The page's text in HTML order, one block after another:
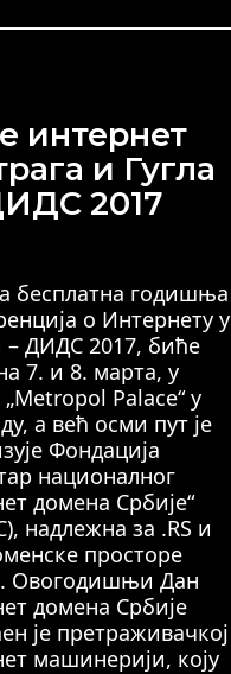
интернет
и Гугла
2017
бесплатна годишња
о Интернету у
– ДИДС 2017, биће
7. и 8. марта, у
Palace“ у
а већ осми пут је
Фондација
националног
домена Србије“
надлежна за .RS и
просторе
Овогодишњи Дан
домена Србије
је претраживачкој
машинерији, коју